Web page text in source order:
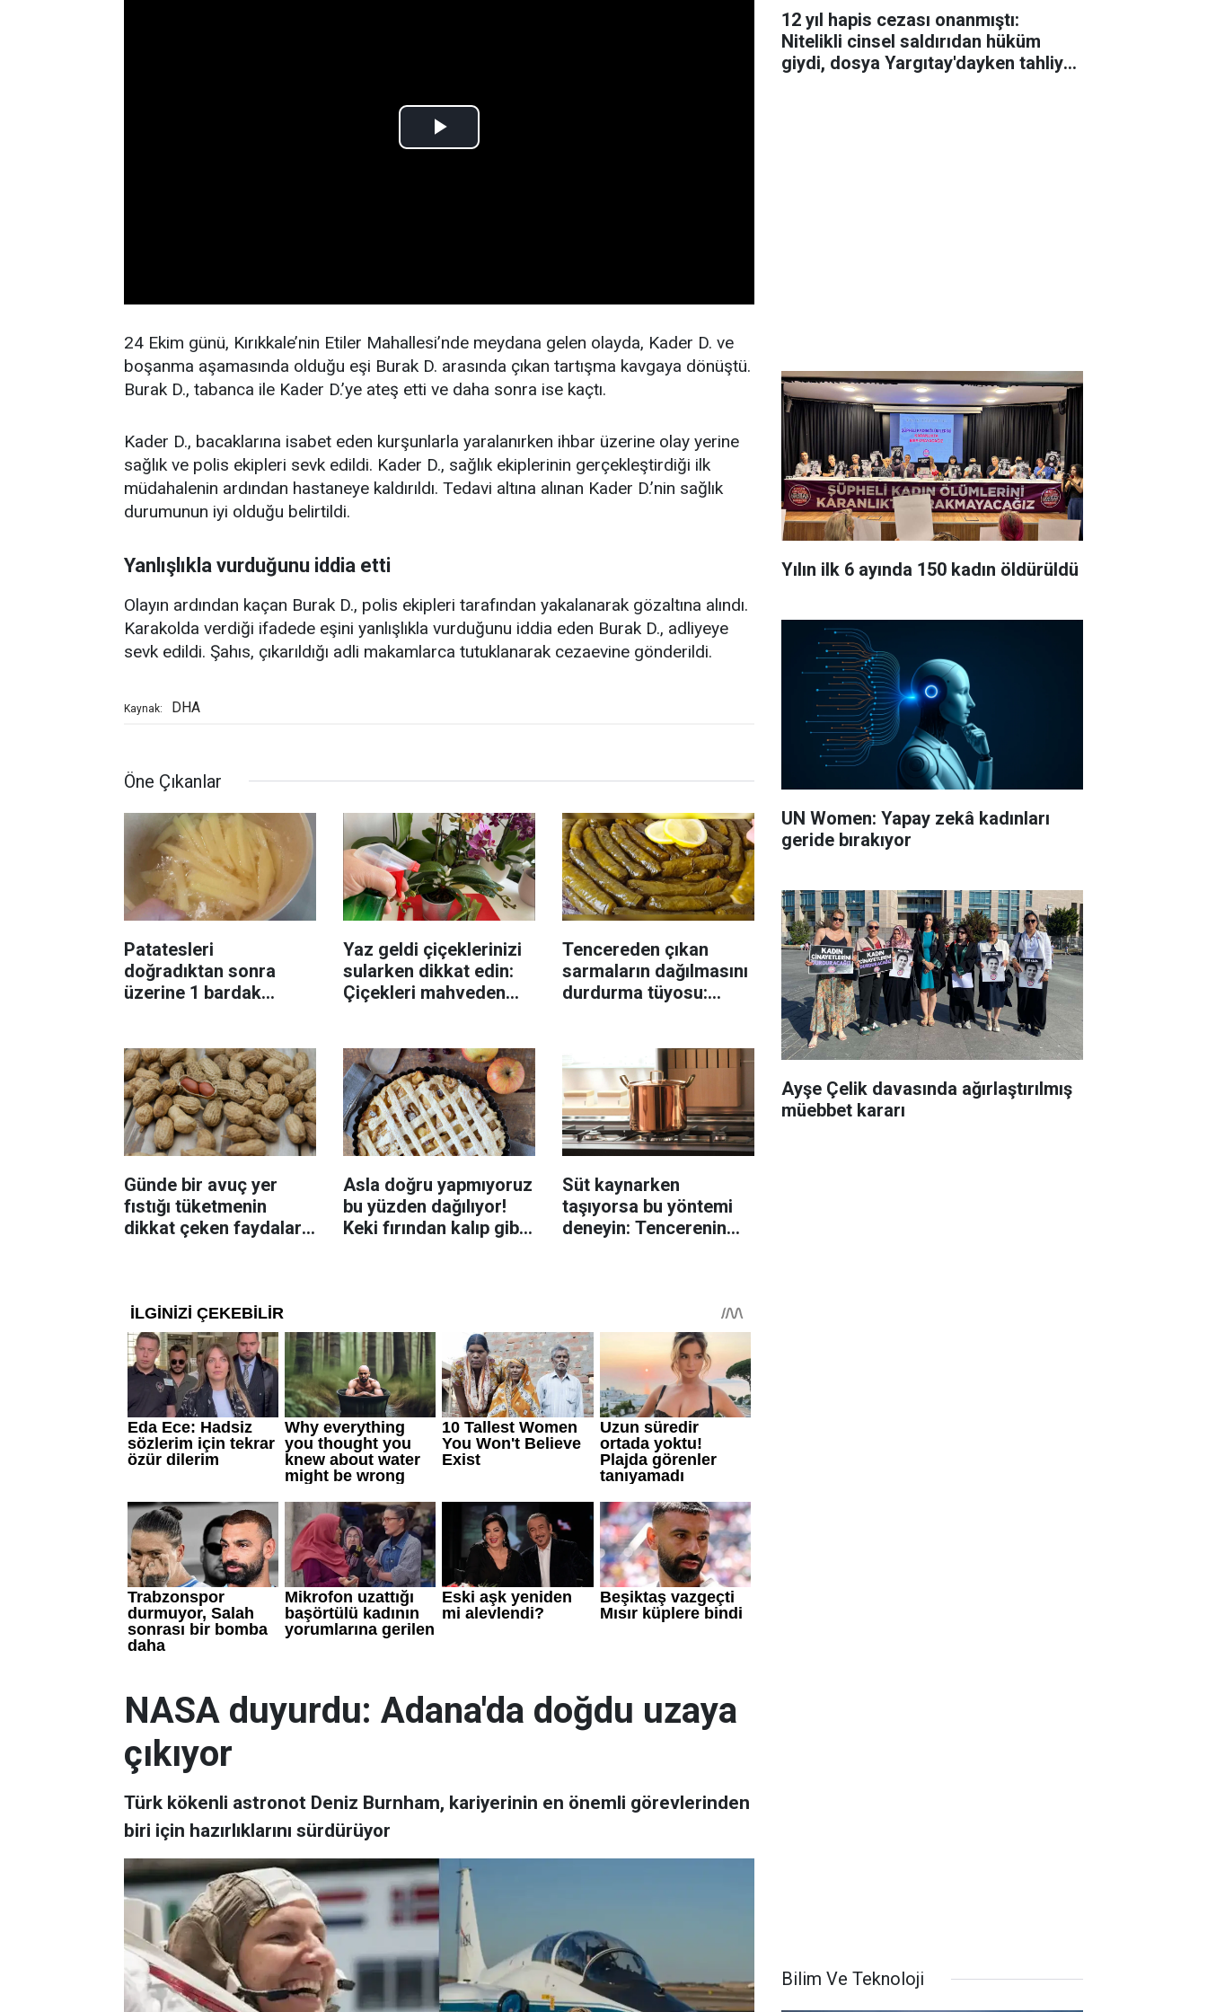
24 Ekim günü, Kırıkkale’nin Etiler Mahallesi’nde meydana gelen olayda, Kader D. ve
boşanma aşamasında olduğu eşi Burak D. arasında çıkan tartışma kavgaya dönüştü.
Burak D., tabanca ile Kader D.’ye ateş etti ve daha sonra ise kaçtı.
Kader D., bacaklarına isabet eden kurşunlarla yaralanırken ihbar üzerine olay yerine
sağlık ve polis ekipleri sevk edildi. Kader D., sağlık ekiplerinin gerçekleştirdiği ilk
müdahalenin ardından hastaneye kaldırıldı. Tedavi altına alınan Kader D.’nin sağlık
durumunun iyi olduğu belirtildi.
Yanlışlıkla vurduğunu iddia etti
Olayın ardından kaçan Burak D., polis ekipleri tarafından yakalanarak gözaltına alındı.
Karakolda verdiği ifadede eşini yanlışlıkla vurduğunu iddia eden Burak D., adliyeye
sevk edildi. Şahıs, çıkarıldığı adli makamlarca tutuklanarak cezaevine gönderildi.
Kaynak: DHA
Öne Çıkanlar
Patatesleri
doğradıktan sonra
üzerine 1 bardak
Yaz geldi çiçeklerinizi
sularken dikkat edin:
Çiçekleri mahveden
Tencereden çıkan
sarmaların dağılmasını
durdurma tüyosu:
Günde bir avuç yer
fıstığı tüketmenin
dikkat çeken faydaları:
Asla doğru yapmıyoruz
bu yüzden dağılıyor!
Keki fırından kalıp gibi
Süt kaynarken
taşıyorsa bu yöntemi
deneyin: Tencerenin
12 yıl hapis cezası onanmıştı:
Nitelikli cinsel saldırıdan hüküm
giydi, dosya Yargıtay'dayken tahliye
Yılın ilk 6 ayında 150 kadın öldürüldü
UN Women: Yapay zekâ kadınları
geride bırakıyor
Ayşe Çelik davasında ağırlaştırılmış
müebbet kararı
NASA duyurdu: Adana'da doğdu uzaya
çıkıyor
Türk kökenli astronot Deniz Burnham, kariyerinin en önemli görevlerinden
biri için hazırlıklarını sürdürüyor
Bilim Ve Teknoloji